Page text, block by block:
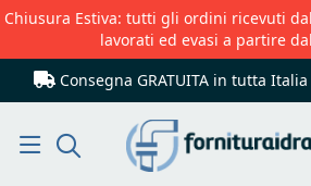
Chiusura Estiva: tutti gli ordini ricevuti
lavorati ed evasi a partire
Consegna GRATUITA in tutta Italia